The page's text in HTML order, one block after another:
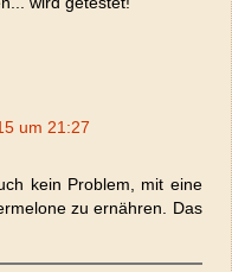
um 21:27
kein Problem, mit eine
zu ernähren. Das